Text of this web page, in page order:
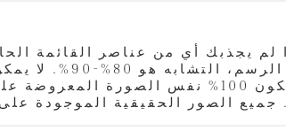
يجذبك أي من عناصر القائمة
الدانتيل. إذا طلبت الفستان من موقعنا على